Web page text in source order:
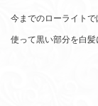
今までのローライト
使って黒い部分を白髪